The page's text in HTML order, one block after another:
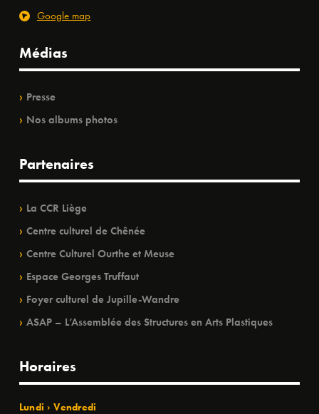
Google map
Médias
Presse
Nos albums photos
Partenaires
La CCR Liège
Centre culturel de Chênée
Centre Culturel Ourthe et Meuse
Espace Georges Truffaut
Foyer culturel de Jupille-Wandre
ASAP – L’Assemblée des Structures en Arts Plastiques
Horaires
Lundi › Vendredi